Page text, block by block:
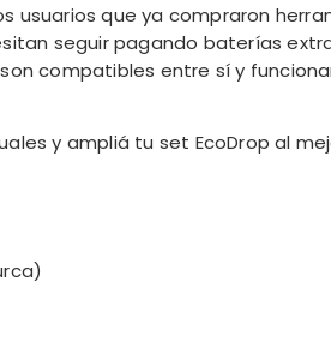
usuarios que ya compraron
seguir pagando baterías
compatibles entre sí y
y ampliá tu set EcoDrop al